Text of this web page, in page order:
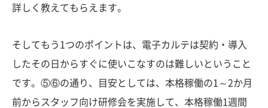
詳しく教えてもらえます。
そしてもう1つのポイントは、電子カルテは契約・導入
したその日からすぐに使いこなすのは難しいということ
です。⑤⑥の通り、目安としては、本格稼働の1～2か月
前からスタッフ向け研修会を実施して、本格稼働1週間